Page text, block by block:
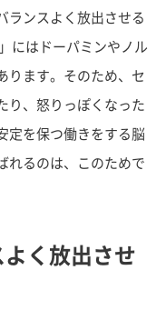
ランスよく放出させる
にはドーパミンやノル
ります。そのため、セ
り、怒りっぽくなった
定を保つ働きをする脳
れるのは、このためで
く放出させ